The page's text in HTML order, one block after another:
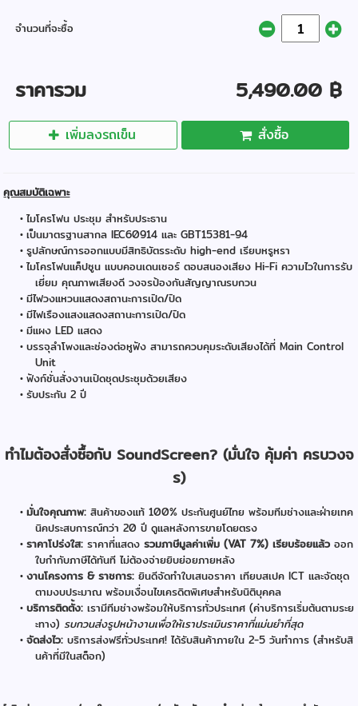
จำนวนที่จะซื้อ
ราคารวม 5,490.00 ฿
เพิ่มลงรถเข็น สั่งซื้อ
คุณสมบัติเฉพาะ
ไมโครโฟน ประชุม สำหรับประธาน
เป็นมาตรฐานสากล IEC60914 และ GBT15381-94
รูปลักษณ์การออกแบบมีสิทธิบัตรระดับ high-end เรียบหรูหรา
ไมโครโฟนแค็ปซูน แบบคอนเดนเซอร์ ตอบสนองเสียง Hi-Fi ความไวในการรับ
เยี่ยม คุณภาพเสียงดี วงจรป้องกันสัญญาณรบกวน
มีไฟวงแหวนแสดงสถานะการเปิด/ปิด
มีไฟเรืองแสงแสดงสถานะการเปิด/ปิด
มีแผง LED แสดง
บรรจุลำโพงและช่องต่อหูฟัง สามารถควบคุมระดับเสียงได้ที่ Main Control
Unit
ฟังก์ชั่นสั่งงานเปิดชุดประชุมด้วยเสียง
รับประกัน 2 ปี
ทำไมต้องสั่งซื้อกับ SoundScreen? (มั่นใจ คุ้มค่า ครบวงจ
ร)
มั่นใจคุณภาพ:สินค้าของแท้ 100% ประกันศูนย์ไทย พร้อมทีมช่างและฝ่ายเทค
นิคประสบการณ์กว่า 20 ปี ดูแลหลังการขายโดยตรง
ราคาโปร่งใส:ราคาที่แสดง รวมภาษีมูลค่าเพิ่ม (VAT 7%) เรียบร้อยแล้วออก
ใบกำกับภาษีได้ทันที ไม่ต้องจ่ายยิบย่อยภายหลัง
งานโครงการ & ราชการ:ยินดีจัดทำใบเสนอราคา เทียบสเปค ICT และจัดชุด
ตามงบประมาณ พร้อมเงื่อนไขเครดิตพิเศษสำหรับนิติบุคคล
บริการติดตั้ง:เรามีทีมช่างพร้อมให้บริการทั่วประเทศ (ค่าบริการเริ่มต้นตามระย
ะทาง)รบกวนส่งรูปหน้างานเพื่อให้เราประเมินราคาที่แม่นยำที่สุด
จัดส่งไว:บริการส่งฟรีทั่วประเทศ! ได้รับสินค้าภายใน 2-5 วันทำการ (สำหรับสิ
นค้าที่มีในสต็อก)